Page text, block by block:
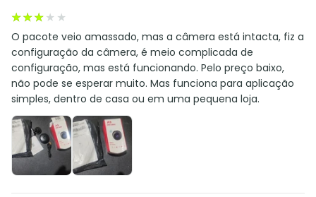
★★★★★
★★★★★
O pacote veio amassado, mas a câmera está intacta, fiz a
configuração da câmera, é meio complicada de
configuração, mas está funcionando. Pelo preço baixo,
não pode se esperar muito. Mas funciona para aplicação
simples, dentro de casa ou em uma pequena loja.